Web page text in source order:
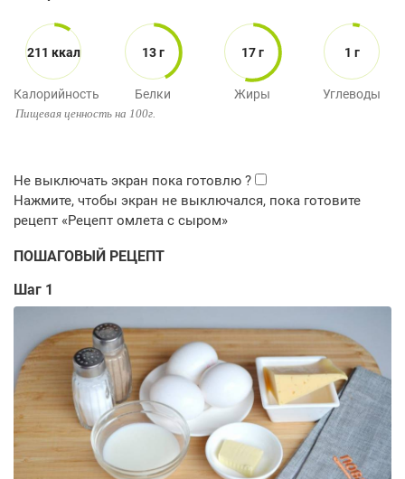
211 ккал
Калорийность
13 г
Белки
17 г
Жиры
1 г
Углеводы
Пищевая ценность на 100г.
ПОШАГОВЫЙ РЕЦЕПТ
Шаг 1